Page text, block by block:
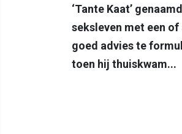
‘Tante Kaat’
seksleven met een
goed advies te
toen hij thuiskwam...